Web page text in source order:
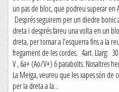
un pas de bloc, que podreu superar en
Després seguirem per un diedre bonic
dreta i després fareu una volta en un
dreta, per tornar a l'esquerra fins a la
fregament de les cordes. 4art. Llarg:
V , 6a+ (Ao/V+) 6 parabolts. Nosaltres
La Meiga, veureu que les xapes són de
per la dreta a la...